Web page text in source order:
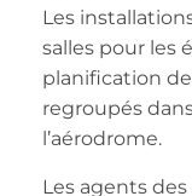
Les
salles pour les
planification
regroupés
l’aérodrome.
Les agents